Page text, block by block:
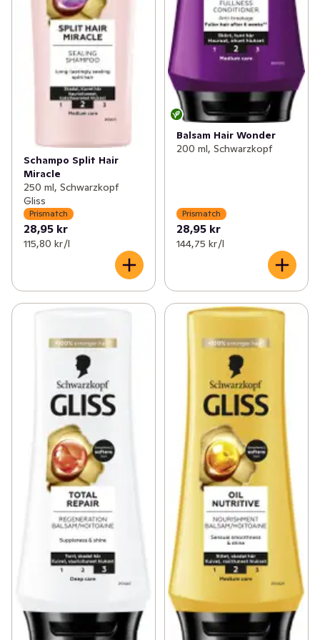
Schampo Split Hair
Miracle
250 ml, Schwarzkopf
Gliss
Prismatch
28,95 kr
115,80 kr /l
Balsam Hair Wonder
200 ml, Schwarzkopf
Prismatch
28,95 kr
144,75 kr /l